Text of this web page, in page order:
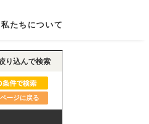
私たちについて
り込んで検索
ージに戻る